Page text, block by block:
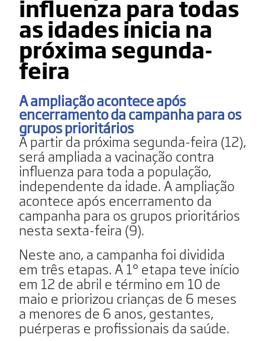
influenza para todas
as idades inicia na
próxima segunda-
feira
A ampliação acontece após
encerramento da campanha para os
grupos prioritários
A partir da próxima segunda-feira (12),
será ampliada a vacinação contra
influenza para toda a população,
independente da idade. A ampliação
acontece após encerramento da
campanha para os grupos prioritários
nesta sexta-feira (9).
Neste ano, a campanha foi dividida
em três etapas. A 1° etapa teve início
em 12 de abril e término em 10 de
maio e priorizou crianças de 6 meses
a menores de 6 anos, gestantes,
puérperas e profissionais da saúde.